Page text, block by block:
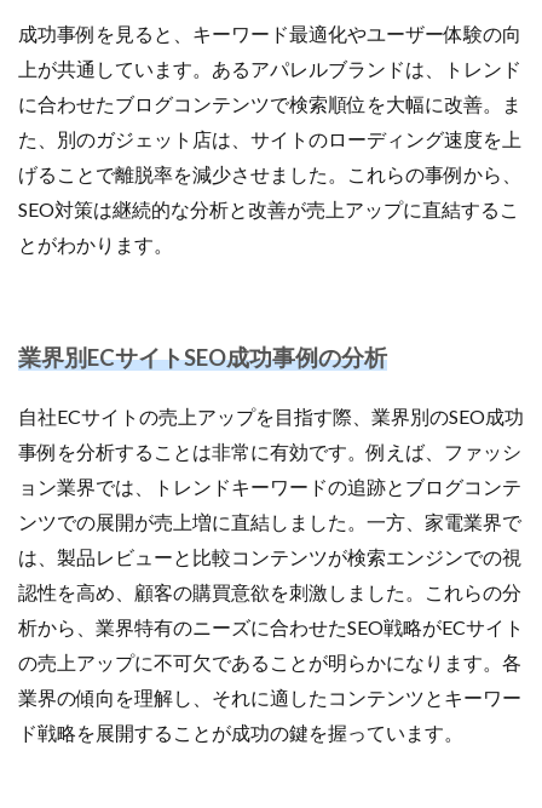
成功事例を見ると、キーワード最適化やユーザー体験の向
上が共通しています。あるアパレルブランドは、トレンド
に合わせたブログコンテンツで検索順位を大幅に改善。ま
た、別のガジェット店は、サイトのローディング速度を上
げることで離脱率を減少させました。これらの事例から、
SEO対策は継続的な分析と改善が売上アップに直結するこ
とがわかります。
業界別ECサイトSEO成功事例の分析
自社ECサイトの売上アップを目指す際、業界別のSEO成功
事例を分析することは非常に有効です。例えば、ファッシ
ョン業界では、トレンドキーワードの追跡とブログコンテ
ンツでの展開が売上増に直結しました。一方、家電業界で
は、製品レビューと比較コンテンツが検索エンジンでの視
認性を高め、顧客の購買意欲を刺激しました。これらの分
析から、業界特有のニーズに合わせたSEO戦略がECサイト
の売上アップに不可欠であることが明らかになります。各
業界の傾向を理解し、それに適したコンテンツとキーワー
ド戦略を展開することが成功の鍵を握っています。